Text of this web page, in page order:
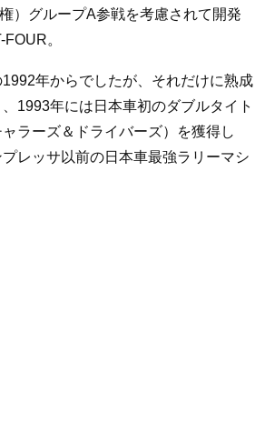
）グループA参戦を考慮されて開発
。
年からでしたが、それだけに熟成
1993年には日本車初のダブルタイト
ラーズ＆ドライバーズ）を獲得し
レッサ以前の日本車最強ラリーマシ